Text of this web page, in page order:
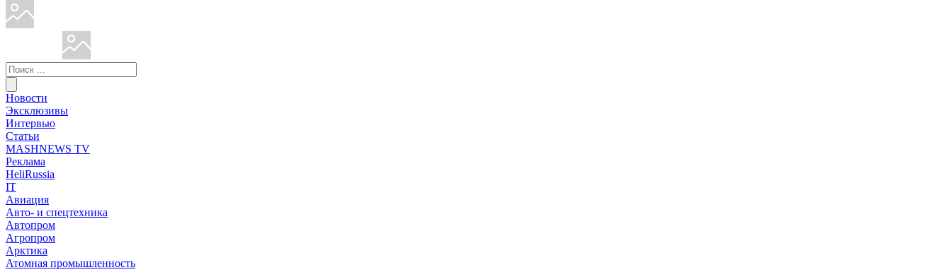
Новости
Эксклюзивы
Интервью
Статьи
MASHNEWS TV
Реклама
HeliRussia
IT
Авиация
Авто- и спецтехника
Автопром
Агропром
Арктика
Атомная промышленность